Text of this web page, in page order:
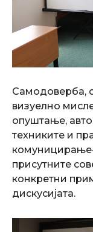
Самодоверба,
визуелно
опуштање,
техниките и
присутните
конкретни
дискусијата.